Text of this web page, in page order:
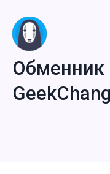
Обменник